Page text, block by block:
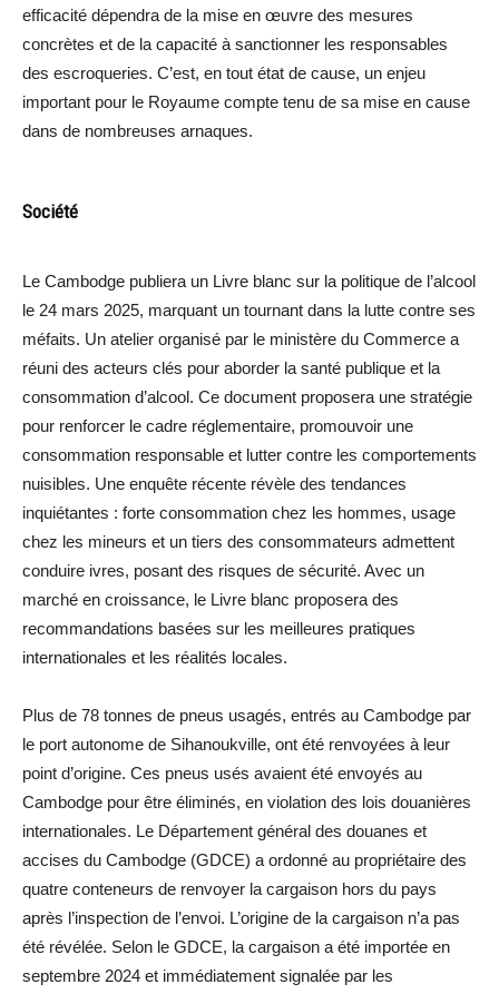
efficacité dépendra de la mise en œuvre des mesures
concrètes et de la capacité à sanctionner les responsables
des escroqueries. C’est, en tout état de cause, un enjeu
important pour le Royaume compte tenu de sa mise en cause
dans de nombreuses arnaques.
Société
Le Cambodge publiera un Livre blanc sur la politique de l’alcool
le 24 mars 2025, marquant un tournant dans la lutte contre ses
méfaits. Un atelier organisé par le ministère du Commerce a
réuni des acteurs clés pour aborder la santé publique et la
consommation d’alcool. Ce document proposera une stratégie
pour renforcer le cadre réglementaire, promouvoir une
consommation responsable et lutter contre les comportements
nuisibles. Une enquête récente révèle des tendances
inquiétantes : forte consommation chez les hommes, usage
chez les mineurs et un tiers des consommateurs admettent
conduire ivres, posant des risques de sécurité. Avec un
marché en croissance, le Livre blanc proposera des
recommandations basées sur les meilleures pratiques
internationales et les réalités locales.
Plus de 78 tonnes de pneus usagés, entrés au Cambodge par
le port autonome de Sihanoukville, ont été renvoyées à leur
point d’origine. Ces pneus usés avaient été envoyés au
Cambodge pour être éliminés, en violation des lois douanières
internationales. Le Département général des douanes et
accises du Cambodge (GDCE) a ordonné au propriétaire des
quatre conteneurs de renvoyer la cargaison hors du pays
après l’inspection de l’envoi. L’origine de la cargaison n’a pas
été révélée. Selon le GDCE, la cargaison a été importée en
septembre 2024 et immédiatement signalée par les